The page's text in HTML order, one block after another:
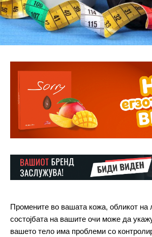
Промените во вашата кожа, обликот на
состојбата на вашите очи може да
вашето тело има проблеми со